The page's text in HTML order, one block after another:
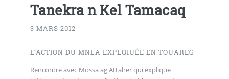
Tanekra n Kel Tamacaq
3 MARS 2012
L’ACTION DU MNLA EXPLQIUÉE EN TOUAREG
Rencontre avec Mossa ag Attaher qui explique